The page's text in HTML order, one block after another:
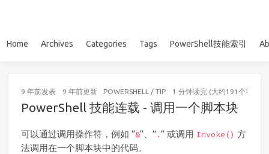
Home Archives Categories Tags PowerShell技能索引
9 年前发表 9 年前更新 POWERSHELL / TIP 1 分钟读完 (大约191个字)
PowerShell 技能连载 - 调用一个脚本块
可以通过调用操作符，例如 “&“、”.“ 或调用 Invoke() 方
法调用在一个脚本块中的代码。